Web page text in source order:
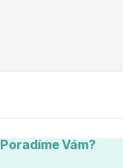
Poradíme Vám?